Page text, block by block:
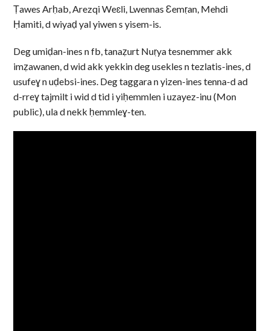
Ṭawes Arḥab, Arezqi Weɛli, Lwennas Ɛemṛan, Mehdi
Ḥamiti, d wiyaḍ yal yiwen s yisem-is.
Deg umiḍan-ines n fb, tanaẓurt Nuṛya tesnemmer akk
imẓawanen, d wid akk yekkin deg usekles n tezlatis-ines, d
usufeɣ n uḍebsi-ines. Deg taggara n yizen-ines tenna-d ad
d-rreɣ tajmilt i wid d tid i yiḥemmlen i uzayez-inu (Mon
public), ula d nekk ḥemmleɣ-ten.